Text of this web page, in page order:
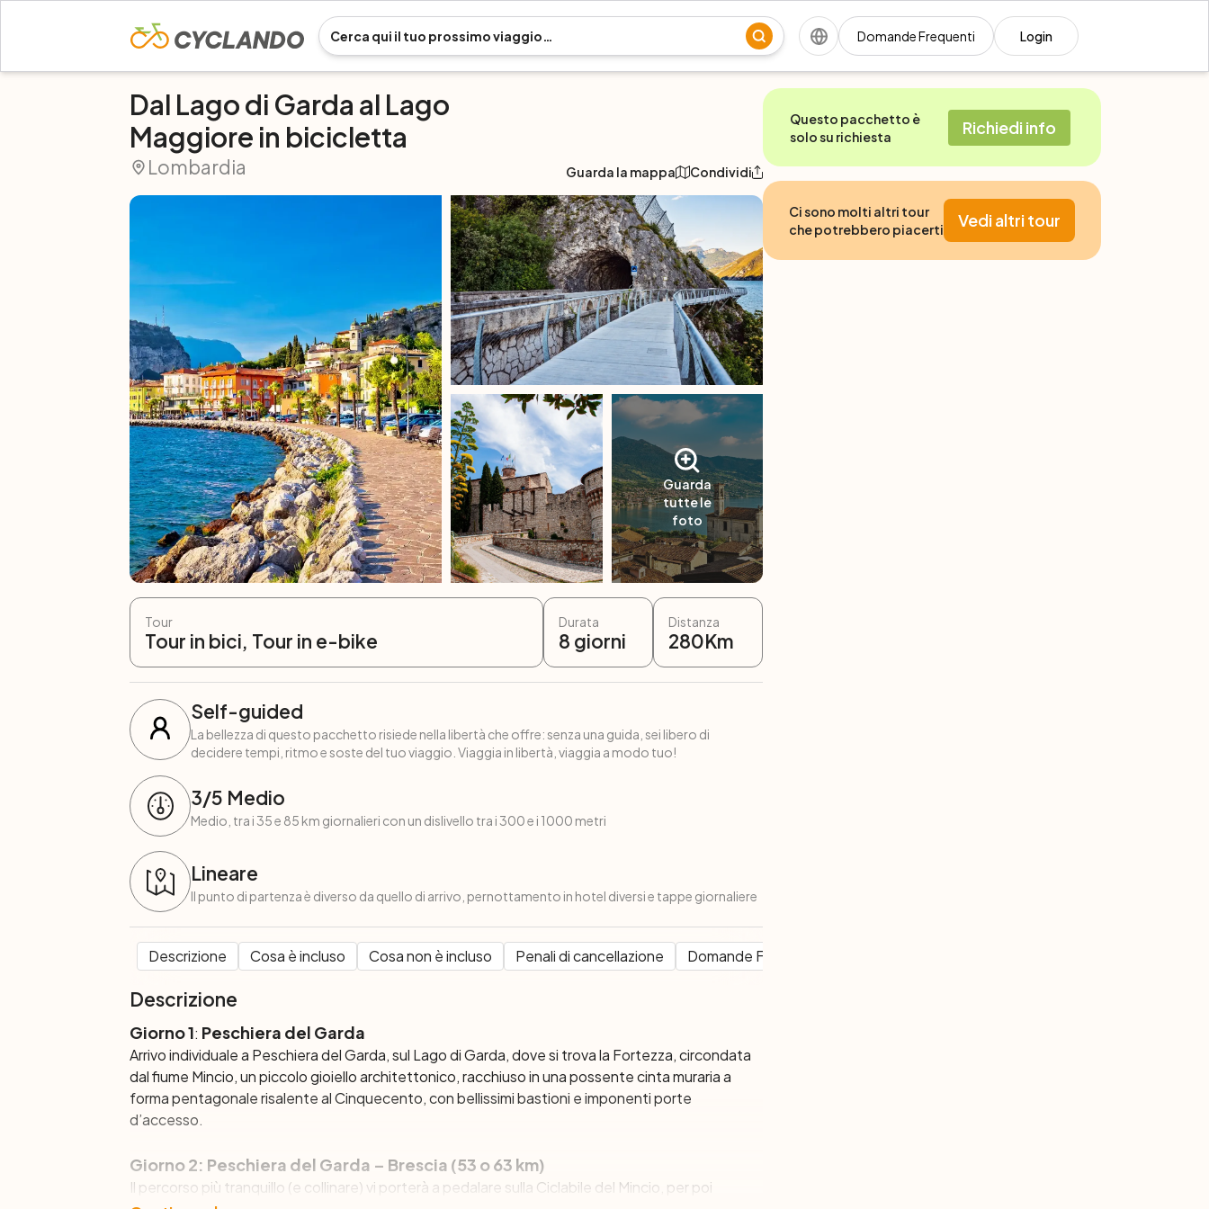
Domande Frequenti Login
Dal Lago di Garda al Lago
Maggiore in bicicletta
Lombardia Guarda la mappa Condividi
Guarda
tutte le
foto
Tour
Tour in bici, Tour in e-bike
Durata
8 giorni
Distanza
280Km
Self-guided
La bellezza di questo pacchetto risiede nella libertà che offre: senza una guida, sei libero di
decidere tempi, ritmo e soste del tuo viaggio. Viaggia in libertà, viaggia a modo tuo!
3/5 Medio
Medio, tra i 35 e 85 km giornalieri con un dislivello tra i 300 e i 1000 metri
Lineare
Il punto di partenza è diverso da quello di arrivo, pernottamento in hotel diversi e tappe giornaliere
Descrizione Cosa è incluso Cosa non è incluso Penali di cancellazione Domande Frequenti
Descrizione
Giorno 1: Peschiera del Garda
Arrivo individuale a Peschiera del Garda, sul Lago di Garda, dove si trova la Fortezza, circondata
dal fiume Mincio, un piccolo gioiello architettonico, racchiuso in una possente cinta muraria a
forma pentagonale risalente al Cinquecento, con bellissimi bastioni e imponenti porte
d’accesso.
Giorno 2: Peschiera del Garda – Brescia (53 o 63 km)
Il percorso più tranquillo (e collinare) vi porterà a pedalare sulla Ciclabile del Mincio, per poi
Questo pacchetto è
solo su richiesta
Richiedi info
Ci sono molti altri tour
che potrebbero piacerti
Vedi altri tour